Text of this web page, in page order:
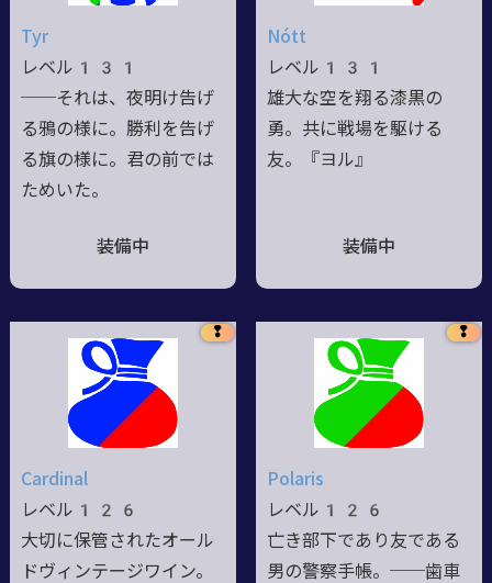
Tyr
レベル131
──それは、夜明け告げ
る鴉の様に。勝利を告げ
る旗の様に。君の前では
ためいた。
装備中
Nótt
レベル131
雄大な空を翔る漆黒の
勇。共に戦場を駆ける
友。『ヨル』
装備中
❢
Cardinal
レベル126
大切に保管されたオール
ドヴィンテージワイン。
❢
Polaris
レベル126
亡き部下であり友である
男の警察手帳。──歯車